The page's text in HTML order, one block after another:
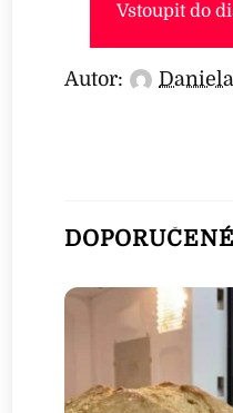
Vstoupit do
Autor: